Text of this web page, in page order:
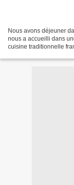
Nous avons déjeuner
nous a accueilli dans
cuisine traditionnelle